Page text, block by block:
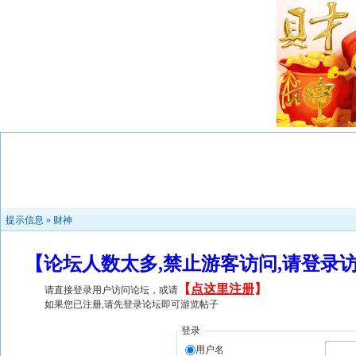
提示信息 » 财神
【论坛人数太多,禁止游客访问,请登
请直接登录用户访问论坛，或请 【 点这里注册】
如果您已注册,请先登录论坛即可游览帖子
登录
用户名